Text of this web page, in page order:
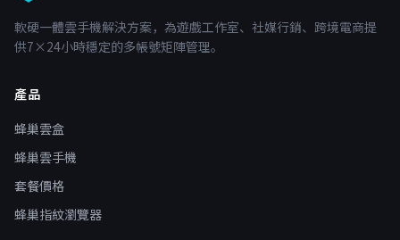
軟硬一體雲手機解決方案，為遊戲工作室、社媒行銷、跨境電商提
供7×24小時穩定的多帳號矩陣管理。
產品
蜂巢雲盒
蜂巢雲手機
套餐價格
蜂巢指紋瀏覽器